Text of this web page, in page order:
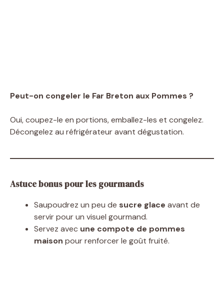
Peut-on congeler le Far Breton aux Pommes ?
Oui, coupez-le en portions, emballez-les et congelez.
Décongelez au réfrigérateur avant dégustation.
Astuce bonus pour les gourmands
Saupoudrez un peu de sucre glace avant de
servir pour un visuel gourmand.
Servez avec une compote de pommes
maison pour renforcer le goût fruité.